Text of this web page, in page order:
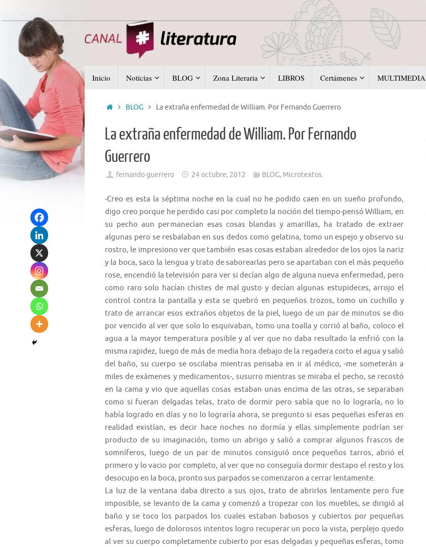
al
contenido
al
contenido
Inicio Noticias BLOG Zona Literaria LIBROS Certámenes MULTIMEDIA
InicioBLOG La extraña enfermedad de William. Por Fernando Guerrero
La extraña enfermedad de William. Por Fernando
Guerrero
fernando guerrero 24 octubre, 2012 BLOG, Microtextos.
-Creo es esta la séptima noche en la cual no he podido caen en un sueño profundo,
digo creo porque he perdido casi por completo la noción del tiempo-pensó William, en
su pecho aun permanecían esas cosas blandas y amarillas, ha tratado de extraer
algunas pero se resbalaban en sus dedos como gelatina, tomo un espejo y observo su
rostro, le impresiono ver que también esas cosas estaban alrededor de los ojos la nariz
y la boca, saco la lengua y trato de saborearlas pero se apartaban con el más pequeño
rose, encendió la televisión para ver si decían algo de alguna nueva enfermedad, pero
como raro solo hacían chistes de mal gusto y decían algunas estupideces, arrojo el
control contra la pantalla y esta se quebró en pequeños trozos, tomo un cuchillo y
trato de arrancar esos extraños objetos de la piel, luego de un par de minutos se dio
por vencido al ver que solo lo esquivaban, tomo una toalla y corrió al baño, coloco el
agua a la mayor temperatura posible y al ver que no daba resultado la enfrió con la
misma rapidez, luego de más de media hora debajo de la regadera corto el agua y salió
del baño, su cuerpo se oscilaba mientras pensaba en ir al médico, -me someterán a
miles de exámenes y medicamentos-, susurro mientras se miraba el pecho, se recostó
en la cama y vio que aquellas cosas estaban unas encima de las otras, se separaban
como si fueran delgadas telas, trato de dormir pero sabía que no lo lograría, no lo
había logrado en días y no lo lograría ahora, se pregunto si esas pequeñas esferas en
realidad existían, es decir hace noches no dormía y ellas simplemente podrían ser
producto de su imaginación, tomo un abrigo y salió a comprar algunos frascos de
somníferos, luego de un par de minutos consiguió once pequeños tarros, abrió el
primero y lo vacio por completo, al ver que no conseguía dormir destapo el resto y los
desocupo en la boca, pronto sus parpados se comenzaron a cerrar lentamente.
La luz de la ventana daba directo a sus ojos, trato de abrirlos lentamente pero fue
imposible, se levanto de la cama y comenzó a tropezar con los muebles, se dirigió al
baño y se toco los parpados los cuales estaban babosos y cubiertos por pequeñas
esferas, luego de dolorosos intentos logro recuperar un poco la vista, perplejo quedo
al ver su cuerpo completamente cubierto por esas delgadas y pequeñas esferas, tomo